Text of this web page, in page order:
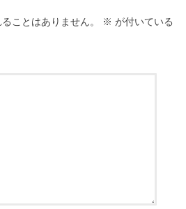
ことはありません。 ※ が付いている